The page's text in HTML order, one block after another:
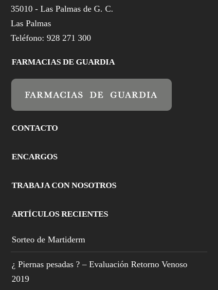
35010 - Las Palmas de G. C.
Las Palmas
Teléfono: 928 271 300
FARMACIAS DE GUARDIA
CONTACTO
ENCARGOS
TRABAJA CON NOSOTROS
ARTÍCULOS RECIENTES
Sorteo de Martiderm
¿ Piernas pesadas ? – Evaluación Retorno Venoso
2019